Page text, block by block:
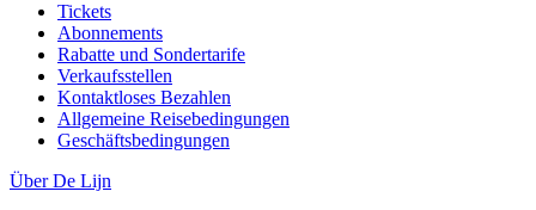
Tickets
Abonnements
Rabatte und Sondertarife
Verkaufsstellen
Kontaktloses Bezahlen
Allgemeine Reisebedingungen
Geschäftsbedingungen
Über De Lijn